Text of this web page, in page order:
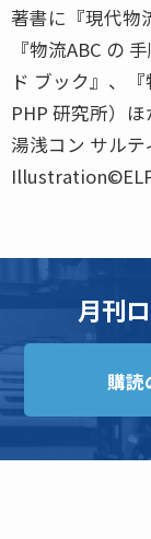
著書に『現代物
『物流ABC の
ド ブック』、
PHP 研究所）ほ
湯浅コン サル
月刊
購読